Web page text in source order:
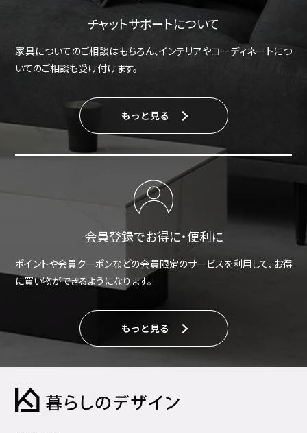
チャットサポートについて
家具についてのご相談はもちろん、インテリアやコーディネートにつ
いてのご相談も受け付けます。
もっと見る
会員登録でお得に・便利に
ポイントや会員クーポンなどの会員限定のサービスを利用して、お得
に買い物ができるようになります。
もっと見る